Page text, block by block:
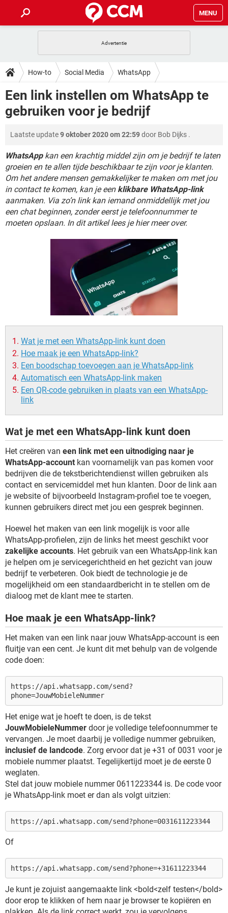
MENU
INSTAGRAM WINDOWS 10
NETFLIX CORONAVIRUS
GRATIS SNAPCHAT
HOW-TO
VIDEOBELLEN
INSTAGRAM WINDOWS 10
NETFLIX CORONAVIRUS
GRATIS SNAPCHAT
TIKTOK
DOWNLOADS
VIDEOBELLEN GAMES
GRATIS SNAPCHAT
TIKTOK
FORUM
VIDEOBELLEN GAMES
INSTAGRAM WINDOWS 10
NETFLIX CORONAVIRUS
GRATIS SNAPCHAT
TIKTOK
VIDEOBELLEN GAMES
INSTAGRAM WINDOWS 10
NETFLIX CORONAVIRUS
GRATIS SNAPCHAT
How-to Social Media WhatsApp
Een link instellen om WhatsApp te
gebruiken voor je bedrijf
Laatste update9 oktober 2020 om 22:59door Bob Dijks .
WhatsAppkan een krachtig middel zijn om je bedrijf te laten
groeien en te allen tijde beschikbaar te zijn voor je klanten.
Om het andere mensen gemakkelijker te maken om met jou
in contact te komen, kan je een klikbare WhatsApp-link
aanmaken. Via zo’n link kan iemand onmiddellijk met jou
een chat beginnen, zonder eerst je telefoonnummer te
moeten opslaan. In dit artikel lees je hier meer over.
Wat je met een WhatsApp-link kunt doen
Hoe maak je een WhatsApp-link?
Een boodschap toevoegen aan je WhatsApp-link
Automatisch een WhatsApp-link maken
Een QR-code gebruiken in plaats van een WhatsApp-
link
Wat je met een WhatsApp-link kunt doen
Het creëren van een link met een uitnodiging naar je
WhatsApp-account kan voornamelijk van pas komen voor
bedrijven die de tekstberichtendienst willen gebruiken als
contact en servicemiddel met hun klanten. Door de link aan
je website of bijvoorbeeld Instagram-profiel toe te voegen,
kunnen gebruikers direct met jou een gesprek beginnen.
Hoewel het maken van een link mogelijk is voor alle
WhatsApp-profielen, zijn de links het meest geschikt voor
zakelijke accounts. Het gebruik van een WhatsApp-link kan
je helpen om je servicegerichtheid en het gezicht van jouw
bedrijf te verbeteren. Ook biedt de technologie je de
mogelijkheid om een standaardbericht in te stellen om de
dialoog met de klant mee te starten.
Hoe maak je een WhatsApp-link?
Het maken van een link naar jouw WhatsApp-account is een
fluitje van een cent. Je kunt dit met behulp van de volgende
code doen:
https://api.whatsapp.com/send?
phone=JouwMobieleNummer
Het enige wat je hoeft te doen, is de tekst
JouwMobieleNummer door je volledige telefoonnummer te
vervangen. Je moet daarbij je volledige nummer gebruiken,
inclusief de landcode. Zorg ervoor dat je +31 of 0031 voor je
mobiele nummer plaatst. Tegelijkertijd moet je de eerste 0
weglaten.
Stel dat jouw mobiele nummer 0611223344 is. De code voor
je WhatsApp-link moet er dan als volgt uitzien:
https://api.whatsapp.com/send?phone=0031611223344
Of
https://api.whatsapp.com/send?phone=+31611223344
Je kunt je zojuist aangemaakte link <bold<zelf testen</bold>
door erop te klikken of hem naar je browser te kopiëren en